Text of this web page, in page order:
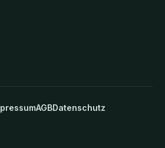
AGBDatenschutz